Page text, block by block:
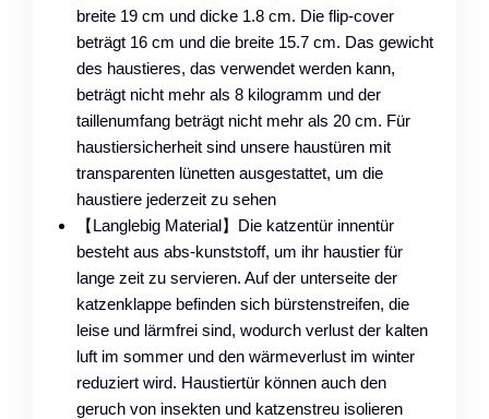
breite 19 cm und dicke 1.8 cm. Die flip-cover
beträgt 16 cm und die breite 15.7 cm. Das gewicht
des haustieres, das verwendet werden kann,
beträgt nicht mehr als 8 kilogramm und der
taillenumfang beträgt nicht mehr als 20 cm. Für
haustiersicherheit sind unsere haustüren mit
transparenten lünetten ausgestattet, um die
haustiere jederzeit zu sehen
【Langlebig Material】Die katzentür innentür
besteht aus abs-kunststoff, um ihr haustier für
lange zeit zu servieren. Auf der unterseite der
katzenklappe befinden sich bürstenstreifen, die
leise und lärmfrei sind, wodurch verlust der kalten
luft im sommer und den wärmeverlust im winter
reduziert wird. Haustiertür können auch den
geruch von insekten und katzenstreu isolieren